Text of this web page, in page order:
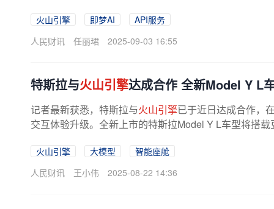
火山引擎 即梦AI
API服务
人民财讯
任丽珺 2025-09-03 16:55
特斯拉与火山引擎达成合作 全新Model Y L
记者最新获悉，特斯拉与火山引擎已于近日达成合作，
交互体验升级。全新上市的特斯拉Model Y L车型将搭
火山引擎 大模型
智能座舱
人民财讯
王小伟 2025-08-22 14:36